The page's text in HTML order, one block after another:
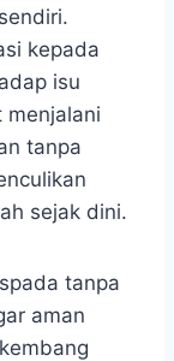
kepada
isu
menjalani
tanpa
sejak dini.
tanpa
aman